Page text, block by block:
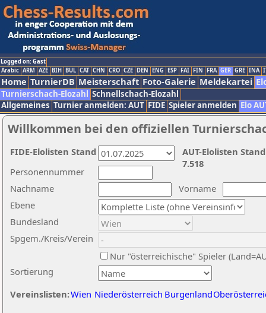
Logged on: Gast
Arabic ARM AZE BIH BUL CAT CHN CRO CZE DEN ENG ESP FAI FIN FRA GER GRE INA
Home TurnierDB Meisterschaft Foto-Galerie Meldekartei
Turnierschach-Elozahl Schnellschach-Elozahl
Allgemeines Turnier anmelden: AUT FIDE Spieler anmelden Elo
Willkommen bei den offiziellen
Nachname
Vorname
Ebene
Sortierung
Personennummer
Bundesland
Spgem./Kreis/Verein
Nur "österreichische" Spieler
Vereinslisten:Wien Niederösterreich Burgenland
AUT-Elolisten
7.518
FIDE-Elolisten Stand